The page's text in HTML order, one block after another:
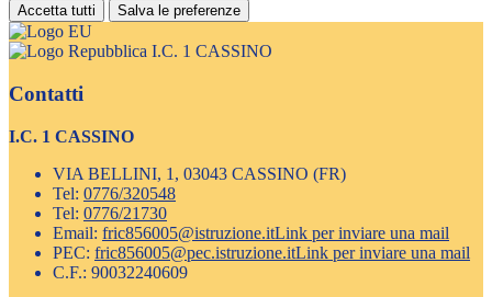
Accetta tutti Salva le preferenze
I.C. 1 CASSINO
Contatti
I.C. 1 CASSINO
VIA BELLINI, 1, 03043 CASSINO (FR)
Tel: 0776/320548
Tel: 0776/21730
Email: fric856005@istruzione.itLink per inviare una mail
PEC: fric856005@pec.istruzione.itLink per inviare una mail
C.F.: 90032240609